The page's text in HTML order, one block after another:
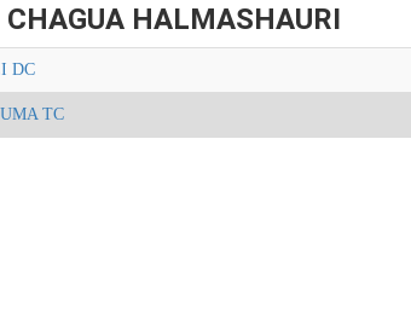
CHAGUA HALMASHAURI
DC
TC